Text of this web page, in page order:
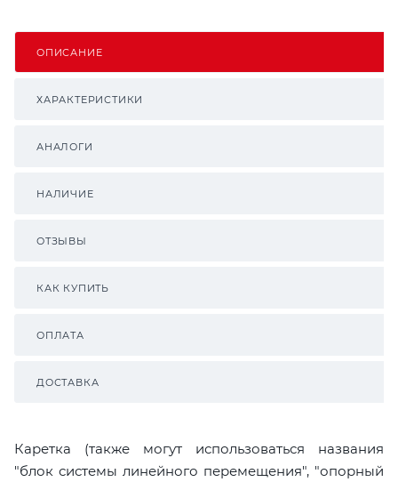
ОПИСАНИЕ
ХАРАКТЕРИСТИКИ
АНАЛОГИ
НАЛИЧИЕ
ОТЗЫВЫ
КАК КУПИТЬ
ОПЛАТА
ДОСТАВКА
Каретка (также могут использоваться названия
"блок системы линейного перемещения", "опорный